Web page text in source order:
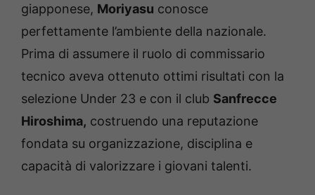
giapponese, Moriyasu conosce
perfettamente l’ambiente della nazionale.
Prima di assumere il ruolo di commissario
tecnico aveva ottenuto ottimi risultati con la
selezione Under 23 e con il club Sanfrecce
Hiroshima, costruendo una reputazione
fondata su organizzazione, disciplina e
capacità di valorizzare i giovani talenti.